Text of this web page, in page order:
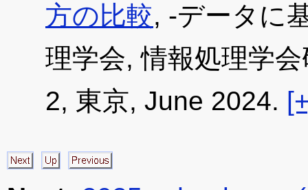
方の比較, -データに
理学会, 情報処理学
2, 東京, June 2024.